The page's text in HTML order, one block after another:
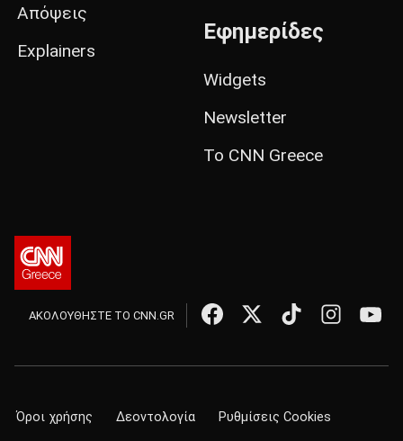
Απόψεις
Explainers
Εφημερίδες
Widgets
Newsletter
Το CNN Greece
ΑΚΟΛΟΥΘΗΣΤΕ ΤΟ CNN.GR
Όροι χρήσης Δεοντολογία Ρυθμίσεις Cookies